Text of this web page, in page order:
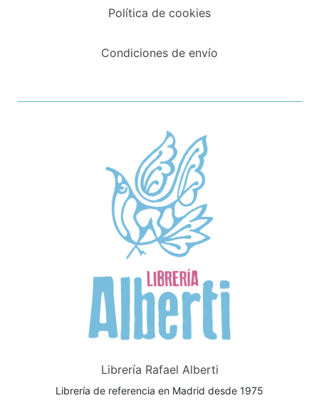
Política de cookies
Condiciones de envío
Librería Rafael Alberti
Librería de referencia en Madrid desde 1975